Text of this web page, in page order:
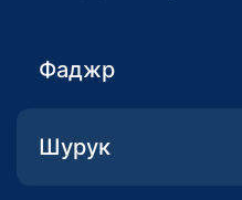
Фаджр
Шурук